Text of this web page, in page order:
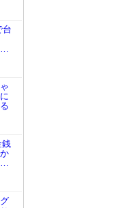
台
銭